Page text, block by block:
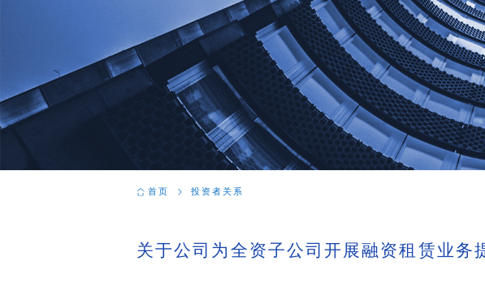
首页 投资者关系
关于公司为全资子公司开展融资租赁业务